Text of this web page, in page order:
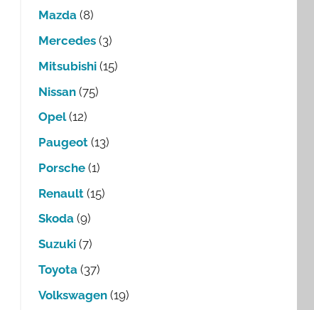
Mazda(8)
Mercedes(3)
Mitsubishi(15)
Nissan(75)
Opel(12)
Paugeot(13)
Porsche(1)
Renault(15)
Skoda(9)
Suzuki(7)
Toyota(37)
Volkswagen(19)